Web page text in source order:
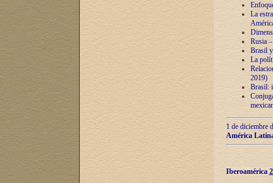
La
Rusia
Brasil
La
2019)
Brasil:
1 de diciembre
América
Iberoamérica